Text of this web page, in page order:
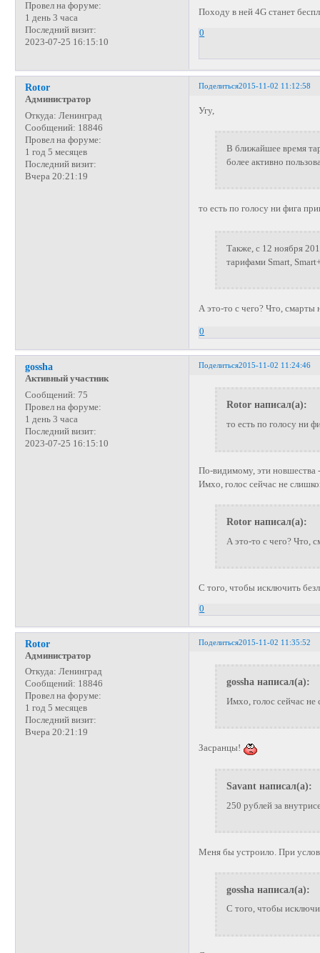
Провел на форуме:
1 день 3 часа
Последний визит:
2023-07-25 16:15:10
Походу в ней 4G станет
0
Поделиться2015-11-02 11:12:58
Rotor
Администратор
Откуда: Ленинград
Сообщений: 18846
Провел на форуме:
1 год 5 месяцев
Последний визит:
Вчера 20:21:19
Угу,
В ближайшее время
более активно
то есть по голосу ни фига
Также, с 12 ноября
тарифами Smart,
А это-то с чего? Что, смарты
0
Поделиться2015-11-02 11:24:46
gossha
Активный участник
Сообщений: 75
Провел на форуме:
1 день 3 часа
Последний визит:
2023-07-25 16:15:10
Rotor написал(а):
то есть по голосу ни
По-видимому, эти новшества
Имхо, голос сейчас не
Rotor написал(а):
А это-то с чего? Что,
С того, чтобы исключить
0
Поделиться2015-11-02 11:35:52
Rotor
Администратор
Откуда: Ленинград
Сообщений: 18846
Провел на форуме:
1 год 5 месяцев
Последний визит:
Вчера 20:21:19
gossha написал(а):
Имхо, голос сейчас
Засранцы!
Savant написал(а):
250 рублей за
Меня бы устроило. При
gossha написал(а):
С того, чтобы